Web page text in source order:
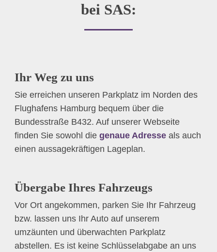
bei SAS:
Ihr Weg zu uns
Sie erreichen unseren Parkplatz im Norden des
Flughafens Hamburg bequem über die
Bundesstraße B432. Auf unserer Webseite
finden Sie sowohl die genaue Adresse als auch
einen aussagekräftigen Lageplan.
Übergabe Ihres Fahrzeugs
Vor Ort angekommen, parken Sie Ihr Fahrzeug
bzw. lassen uns Ihr Auto auf unserem
umzäunten und überwachten Parkplatz
abstellen. Es ist keine Schlüsselabgabe an uns